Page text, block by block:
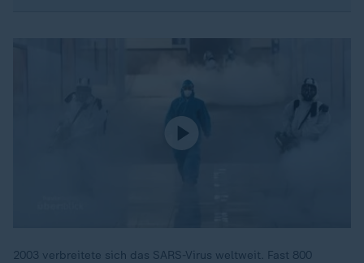
2003 verbreitete sich das SARS-Virus weltweit. Fast 800